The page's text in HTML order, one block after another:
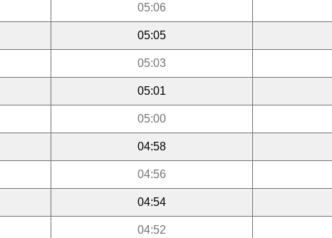
05:06
05:05
05:03
05:01
05:00
04:58
04:56
04:54
04:52